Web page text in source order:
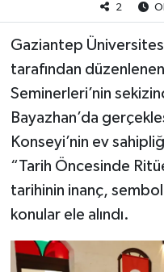
2
Gaziantep
tarafından
Seminerleri’nin
Bayazhan’da
Konseyi’nin ev
“Tarih Öncesinde
tarihinin inanç,
konular ele alındı.
Siyaset
Teknoloji
Türkiye
Yaşam